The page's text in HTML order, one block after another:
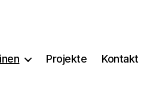
Projekte Kontakt